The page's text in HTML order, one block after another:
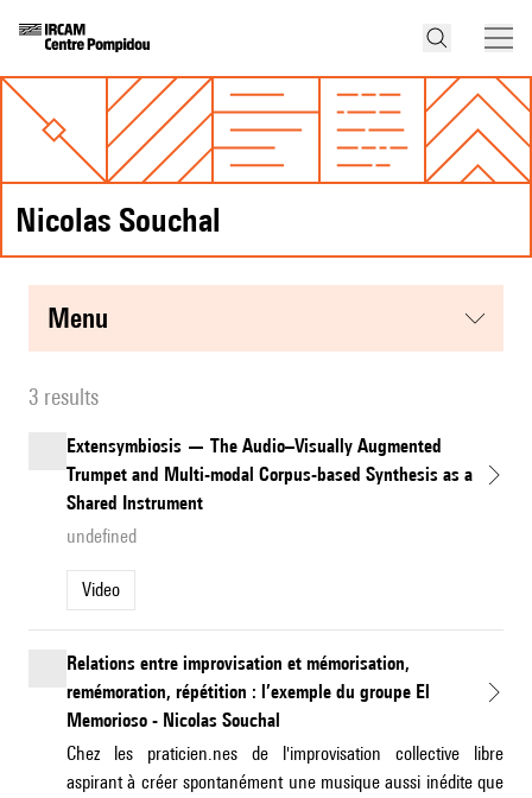
Nicolas Souchal
menu
3 results
Extensymbiosis — The Audio–Visually Augmented
Trumpet and Multi-modal Corpus-based Synthesis as a
Shared Instrument
undefined
Video
Relations entre improvisation et mémorisation,
remémoration, répétition : l’exemple du groupe El
Memorioso - Nicolas Souchal
Chez les praticien.nes de l'improvisation collective libre
aspirant à créer spontanément une musique aussi inédite que